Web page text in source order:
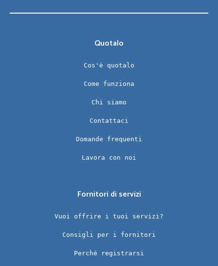
Quotalo
Cos'è quotalo
Come funziona
Chi siamo
Contattaci
Domande frequenti
Lavora con noi
Fornitori di servizi
Vuoi offrire i tuoi servizi?
Consigli per i fornitori
Perché registrarsi